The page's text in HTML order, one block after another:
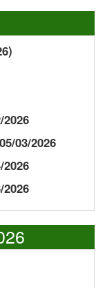
03/2026